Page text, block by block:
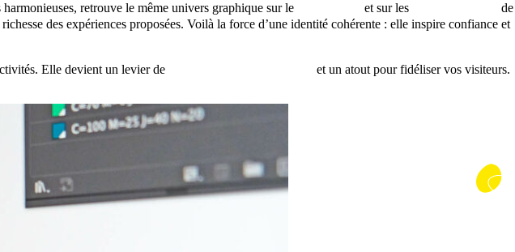
retrouve le même univers graphique sur le et sur les
de
des expériences proposées. Voilà la force d’une identité cohérente : elle inspire confiance et
Elle devient un levier de et un atout pour fidéliser vos visiteurs.